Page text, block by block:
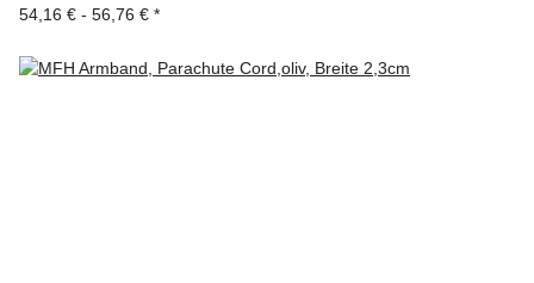
54,16 € - 56,76 € *